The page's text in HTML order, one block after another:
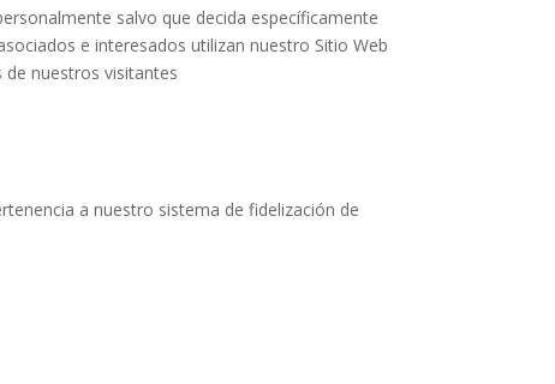
salvo que decida específicamente
e interesados utilizan nuestro Sitio Web
nuestros visitantes
a nuestro sistema de fidelización de